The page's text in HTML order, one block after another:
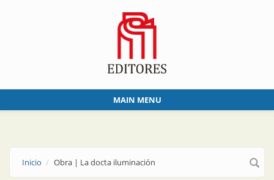
MAIN MENU
Inicio Obra | La docta iluminación